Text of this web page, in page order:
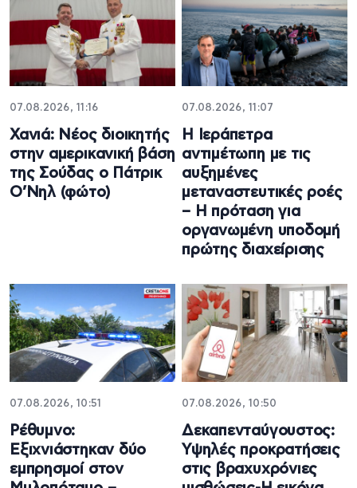
07.08.2026, 11:16
Χανιά: Νέος διοικητής
στην αμερικανική βάση
της Σούδας ο Πάτρικ
Ο’Νηλ (φώτο)
07.08.2026, 11:07
Η Ιεράπετρα
αντιμέτωπη με τις
αυξημένες
μεταναστευτικές ροές
– Η πρόταση για
οργανωμένη υποδομή
πρώτης διαχείρισης
07.08.2026, 10:51
Ρέθυμνο:
Εξιχνιάστηκαν δύο
εμπρησμοί στον
07.08.2026, 10:50
Δεκαπενταύγουστος:
Υψηλές προκρατήσεις
στις βραχυχρόνιες